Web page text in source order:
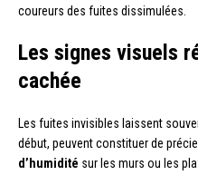
coureurs des fuites dissimulées.
Les signes visuels
cachée
Les fuites invisibles laissent
début, peuvent constituer de
d’humidité sur les murs ou les